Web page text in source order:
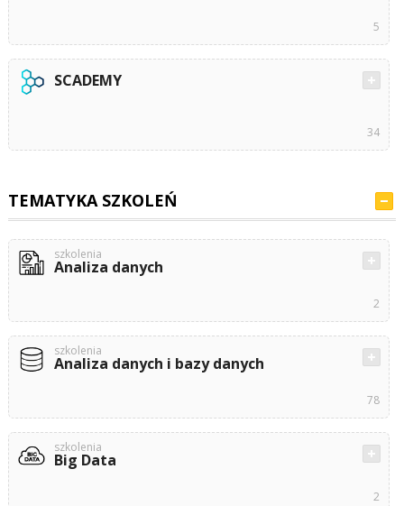
5
SCADEMY
34
TEMATYKA SZKOLEŃ
szkolenia
Analiza danych
2
szkolenia
Analiza danych i bazy danych
78
szkolenia
Big Data
2